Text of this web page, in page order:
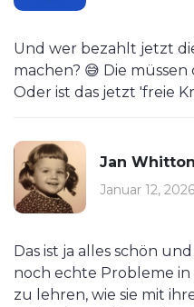
Und wer bezahlt jetzt
machen? 😅 Die
Oder ist das jetzt 'freie
Jan Whitton
Januar 12,
Das ist ja alles schön
noch echte Probleme in
zu lehren, wie sie mit